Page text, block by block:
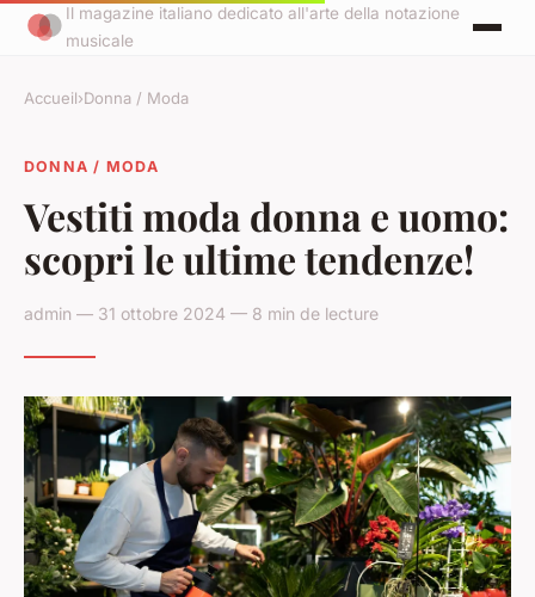
Il magazine italiano dedicato all'arte della notazione
musicale
Accueil›Donna / Moda
DONNA / MODA
Vestiti moda donna e uomo:
scopri le ultime tendenze!
admin — 31 ottobre 2024 — 8 min de lecture